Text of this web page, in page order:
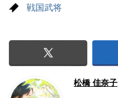
戦国武将
松橋 佳奈子